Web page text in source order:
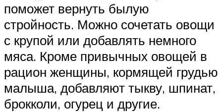
поможет вернуть былую
стройность. Можно сочетать овощи
с крупой или добавлять немного
мяса. Кроме привычных овощей в
рацион женщины, кормящей грудью
малыша, добавляют тыкву, шпинат,
брокколи, огурец и другие.